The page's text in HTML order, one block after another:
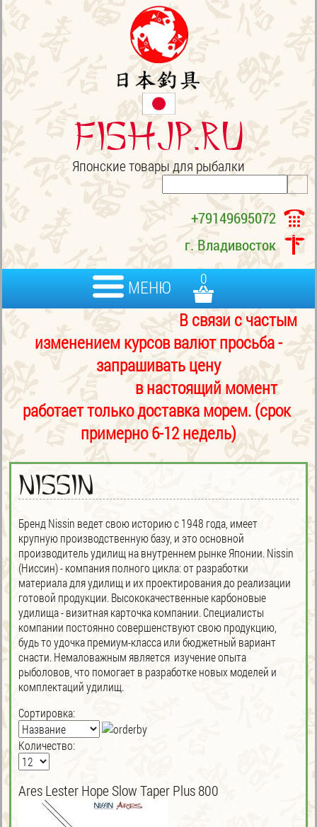
FISHJP.ru
Японские товары для рыбалки
+79149695072
г. Владивосток
МЕНЮ 0
В связи с частым
изменением курсов валют просьба -
запрашивать цену
в настоящий момент
работает только доставка морем. (срок
примерно 6-12 недель)
Nissin
Бренд Nissin ведет свою историю с 1948 года, имеет
крупную производственную базу, и это основной
производитель удилищ на внутреннем рынке Японии. Nissin
(Ниссин) - компания полного цикла: от разработки
материала для удилищ и их проектирования до реализации
готовой продукции. Высококачественные карбоновые
удилища - визитная карточка компании. Специалисты
компании постоянно совершенствуют свою продукцию,
будь то удочка премиум-класса или бюджетный вариант
снасти. Немаловажным является изучение опыта
рыболовов, что помогает в разработке новых моделей и
комплектаций удилищ.
Сортировка:
Количество:
Ares Lester Hope Slow Taper Plus 800